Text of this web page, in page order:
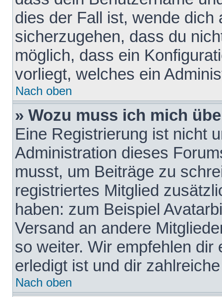
dies der Fall ist, wende dich
sicherzugehen, dass du
möglich, dass ein
vorliegt, welches ein
Nach oben
» Wozu muss ich mich
Eine Registrierung ist nicht
Administration dieses
musst, um Beiträge zu
registriertes Mitglied
haben: zum Beispiel
Versand an andere
so weiter. Wir empfehlen
erledigt ist und dir
Nach oben